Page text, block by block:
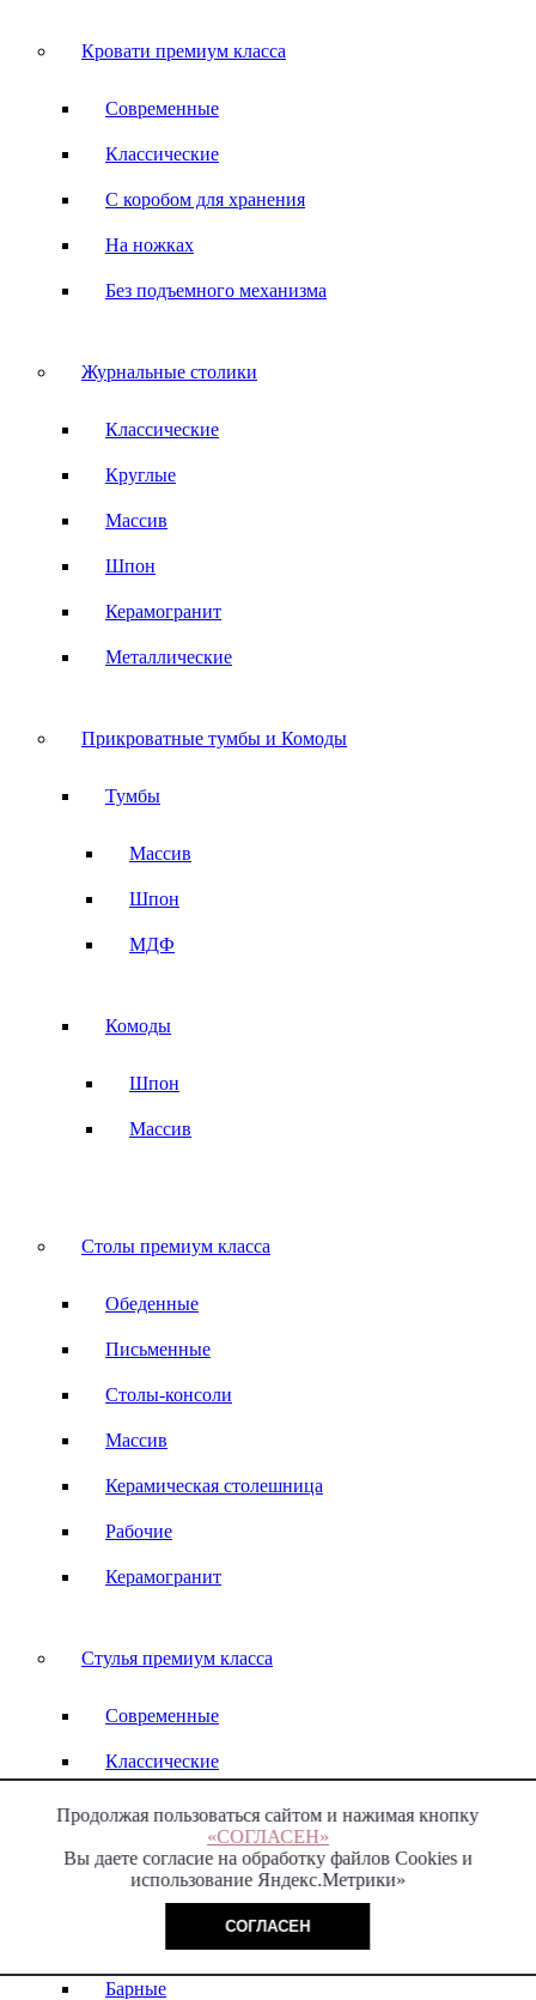
Продолжая пользоваться сайтом и нажимая кнопку
«СОГЛАСЕН»
Вы даете согласие на обработку файлов Cookies и
использование Яндекс.Метрики»
СОГЛАСЕН
Кровати премиум класса
Современные
Классические
С коробом для хранения
На ножках
Без подъемного механизма
Журнальные столики
Классические
Круглые
Массив
Шпон
Керамогранит
Металлические
Прикроватные тумбы и Комоды
Тумбы
Массив
Шпон
МДФ
Комоды
Шпон
Массив
Столы премиум класса
Обеденные
Письменные
Столы-консоли
Массив
Керамическая столешница
Рабочие
Керамогранит
Стулья премиум класса
Современные
Классические
Без подлокотников
Барные